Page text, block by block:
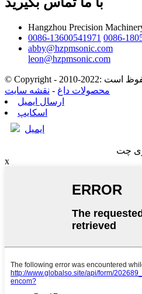
Hangzhou Precision
0086-13600541971 0086-
abby@hzpmsonic.com
leon@hzpmsonic.com
محصولات داغ - نقشه سایت
ارسال ایمیل
اسکایپ
ایمیل
چت
x